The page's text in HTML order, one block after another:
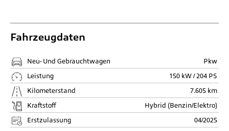
Fahrzeugdaten
Neu- Und Gebrauchtwagen
Pkw
Leistung
150 kW / 204 PS
Kilometerstand
7.605 km
Kraftstoff
Hybrid (Benzin/Elektro)
Erstzulassung
04/2025